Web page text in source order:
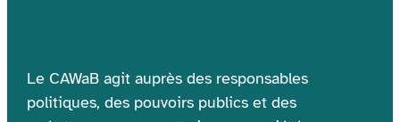
Le CAWaB agit auprès des responsables
politiques, des pouvoirs publics et des